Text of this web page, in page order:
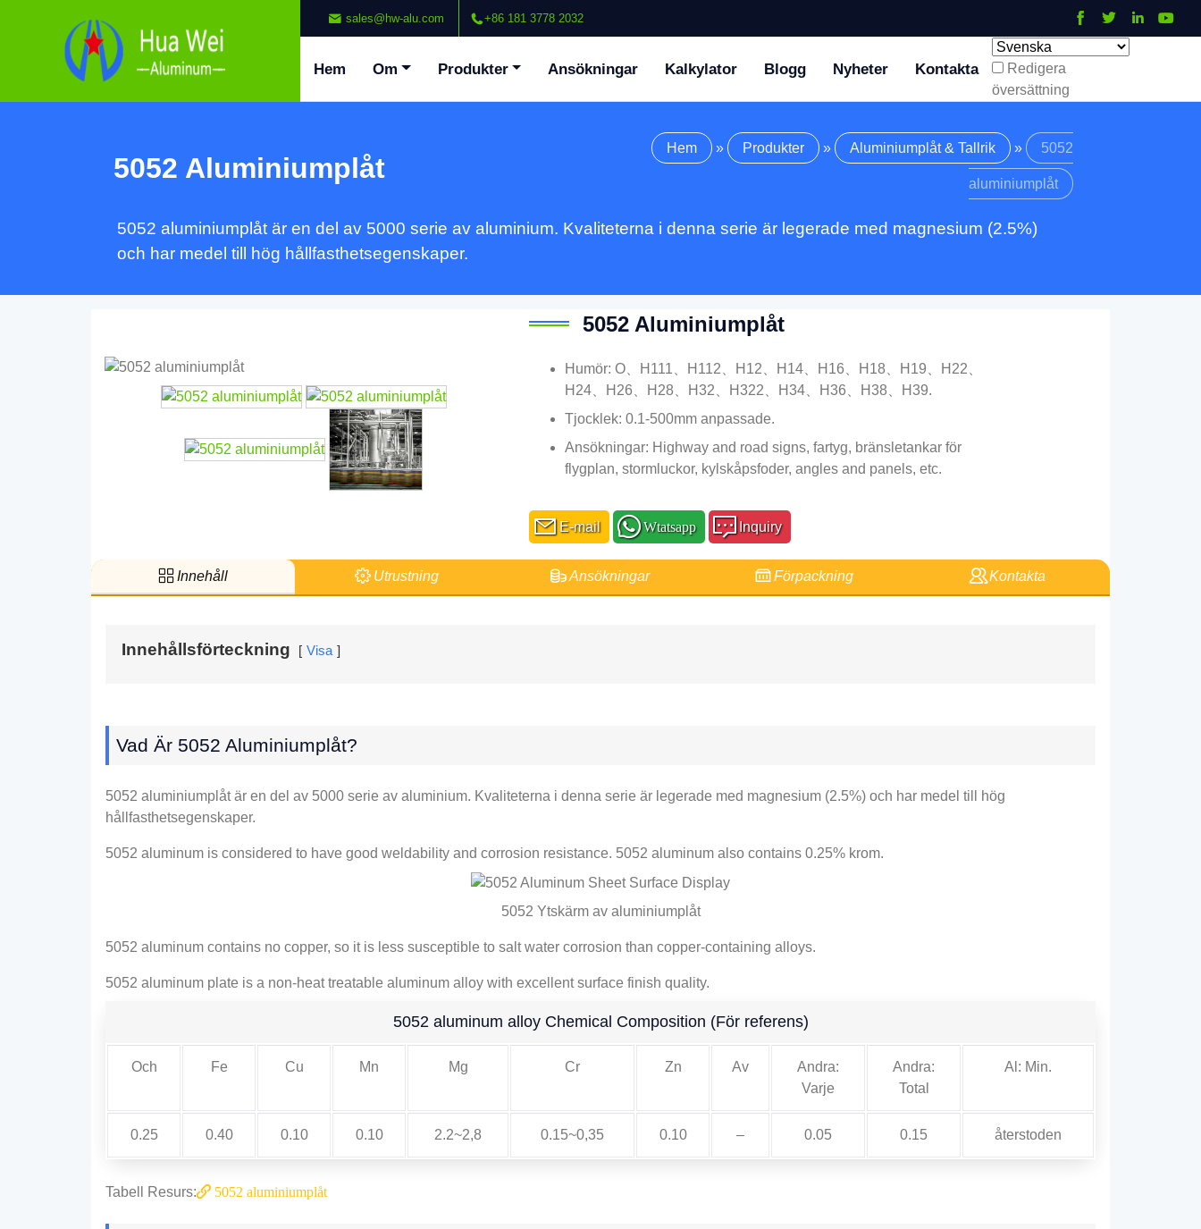
sales@hw-alu.com +86 181 3778 2032
Hem Om Produkter Ansökningar Kalkylator Blogg Nyheter Kontakta
Redigera
översättning
5052 Aluminiumplåt
Hem » Produkter » Aluminiumplåt & Tallrik » 5052
aluminiumplåt
5052 aluminiumplåt är en del av 5000 serie av aluminium. Kvaliteterna i denna serie är legerade med magnesium (2.5%)
och har medel till hög hållfasthetsegenskaper.
5052 Aluminiumplåt
Humör: O、H111、H112、H12、H14、H16、H18、H19、H22、
H24、H26、H28、H32、H322、H34、H36、H38、H39.
Tjocklek: 0.1-500mm anpassade.
Ansökningar: Highway and road signs, fartyg, bränsletankar för
flygplan, stormluckor, kylskåpsfoder, angles and panels, etc.
E-mail Wtatsapp Inquiry
Innehåll Utrustning Ansökningar Förpackning Kontakta
Innehållsförteckning Visa
Vad Är 5052 Aluminiumplåt?
5052 aluminiumplåt är en del av 5000 serie av aluminium. Kvaliteterna i denna serie är legerade med magnesium (2.5%) och har medel till hög
hållfasthetsegenskaper.
5052 aluminum is considered to have good weldability and corrosion resistance. 5052 aluminum also contains 0.25% krom.
5052 Ytskärm av aluminiumplåt
5052 aluminum contains no copper, so it is less susceptible to salt water corrosion than copper-containing alloys.
5052 aluminum plate is a non-heat treatable aluminum alloy with excellent surface finish quality.
5052 aluminum alloy Chemical Composition (För referens)
Och Fe Cu Mn Mg Cr Zn Av
Andra:
Varje
Andra:
Total
Al: Min.
0.25 0.40 0.10 0.10 2.2~2,8 0.15~0,35 0.10 – 0.05 0.15 återstoden
Tabell Resurs: 5052 aluminiumplåt